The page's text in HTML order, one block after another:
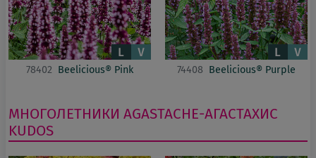
78402 Beelicious® Pink 74408 Beelicious® Purple
МНОГОЛЕТНИКИ AGASTACHE-АГАСТАХИС
KUDOS